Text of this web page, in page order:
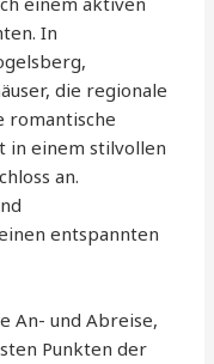
In
die regionale
romantische
in einem stilvollen
an.
entspannten
An- und Abreise,
Punkten der